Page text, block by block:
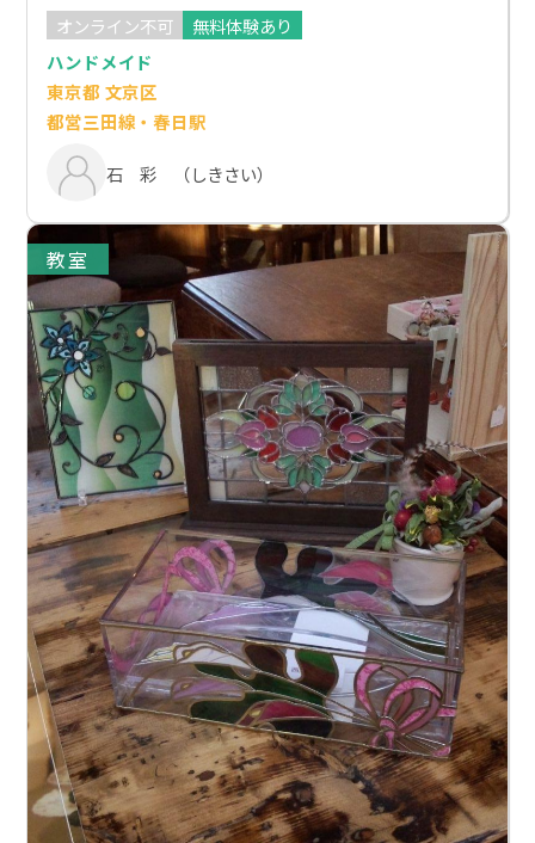
オンライン不可
無料体験あり
ハンドメイド
東京都 文京区
都営三田線・春日駅
石 彩 （しきさい）
教室